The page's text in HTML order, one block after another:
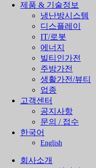
제품 & 기술정보
냉난방시스템
디스플레이
IT/로봇
에너지
빌티인가전
주방가전
생활가전/뷰티
업종
고객센터
공지사항
문의 / 접수
한국어
English
회사소개